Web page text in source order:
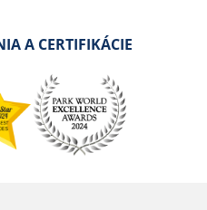
A CERTIFIKÁCIE